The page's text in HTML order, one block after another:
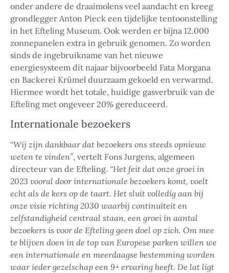
onder andere de draaimolens veel aandacht en kreeg
grondlegger Anton Pieck een tijdelijke tentoonstelling
in het Efteling Museum. Ook werden er bijna 12.000
zonnepanelen extra in gebruik genomen. Zo worden
sinds de ingebruikname van het nieuwe
energiesysteem dit najaar bijvoorbeeld Fata Morgana
en Backerei Krümel duurzaam gekoeld en verwarmd.
Hiermee wordt het totale, huidige gasverbruik van de
Efteling met ongeveer 20% gereduceerd.
Internationale bezoekers
“Wij zijn dankbaar dat bezoekers ons steeds opnieuw
weten te vinden”, vertelt Fons Jurgens, algemeen
directeur van de Efteling. “Het feit dat onze groei in
2023 vooral door internationale bezoekers komt, voelt
echt als de kers op de taart. Het sluit volledig aan bij
onze visie richting 2030 waarbij continuïteit en
zelfstandigheid centraal staan, een groei in aantal
bezoekers is voor de Efteling geen doel op zich. Om mee
te blijven doen in de top van Europese parken willen we
een internationale en meerdaagse bestemming worden
waar ieder gezelschap een 9+ ervaring heeft. De lat ligt